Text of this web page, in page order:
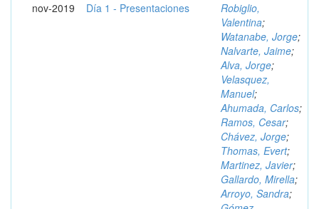
nov-2019 Día 1 - Presentaciones
Robiglio,
Valentina;
Watanabe, Jorge;
Nalvarte, Jaime;
Alva, Jorge;
Velasquez,
Manuel;
Ahumada, Carlos;
Ramos, Cesar;
Chávez, Jorge;
Thomas, Evert;
Martinez, Javier;
Gallardo, Mirella;
Arroyo, Sandra;